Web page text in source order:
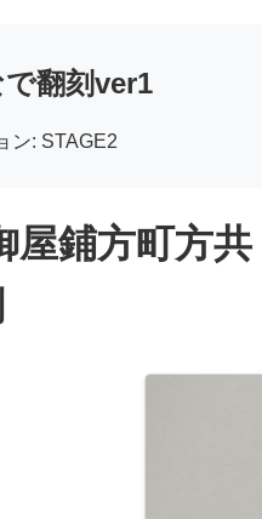
翻刻ver1
ン: STAGE2
屋鋪方町方